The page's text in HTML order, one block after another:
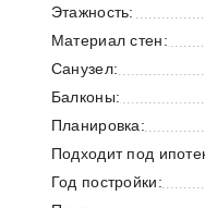
Этажность:
Материал стен:
Санузел:
Балконы:
Планировка:
Подходит под
Год постройки: